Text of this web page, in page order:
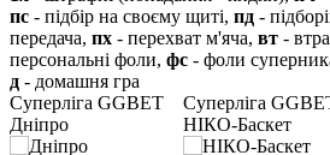
пс - підбір на своєму щиті, пд -
передача, пх - перехват м'яча, вт -
персональні фоли, фс - фоли
д - домашня гра
Cуперліга GGBET
Дніпро
Cуперліга
НІКО-Баскет